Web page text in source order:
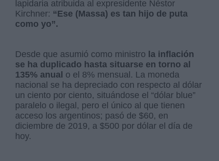
lapidaria atribuida al expresidente Néstor
Kirchner: “Ese (Massa) es tan hijo de puta
como yo”.
Desde que asumió como ministro la inflación
se ha duplicado hasta situarse en torno al
135% anual o el 8% mensual. La moneda
nacional se ha depreciado con respecto al dólar
un ciento por ciento, situándose el “dólar blue”
paralelo o ilegal, pero el único al que tienen
acceso los argentinos; pasó de $60, en
diciembre de 2019, a $500 por dólar el día de
hoy.